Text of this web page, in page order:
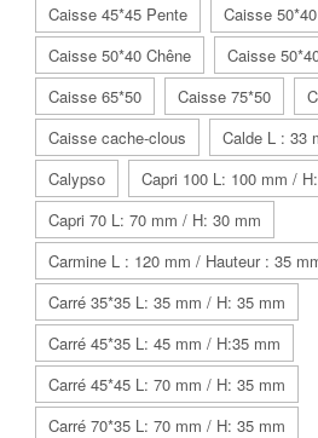
Caisse 45*45 Pente
Caisse 50*40
Caisse 50*40 Chêne
Caisse
Caisse 65*50
Caisse 75*50
Caisse cache-clous
Calde L : 33
Calypso
Capri 100 L: 100 mm /
Capri 70 L: 70 mm / H: 30 mm
Carmine L : 120 mm / Hauteur : 35
Carré 35*35 L: 35 mm / H: 35 mm
Carré 45*35 L: 45 mm / H:35 mm
Carré 45*45 L: 70 mm / H: 35 mm
Carré 70*35 L: 70 mm / H: 35 mm